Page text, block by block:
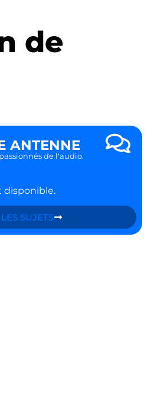
de
ANTENNE
de l'audio.
disponible.
SUJETS